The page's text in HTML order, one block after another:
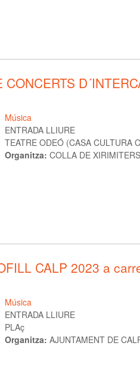
CONCERTS
Música
ENTRADA LLIURE
TEATRE ODEÓ (CASA CULTURA
Organitza: COLLA DE
CALP 2023 a
Música
ENTRADA LLIURE
PLAç
Organitza: AJUNTAMENT DE